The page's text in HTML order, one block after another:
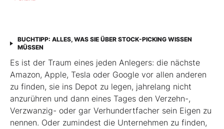
BUCHTIPP: ALLES, WAS SIE ÜBER STOCK-PICKING WISSEN
MÜSSEN
Es ist der Traum eines jeden Anlegers: die nächste
Amazon, Apple, Tesla oder Google vor allen anderen
zu finden, sie ins Depot zu legen, jahrelang nicht
anzurühren und dann eines Tages den Verzehn-,
Verzwanzig- oder gar Verhundertfacher sein Eigen zu
nennen. Oder zumindest die Unternehmen zu finden,